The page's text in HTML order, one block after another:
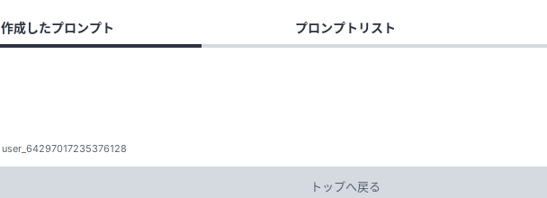
user_64297017235376128
作成したプロンプト プロンプトリスト
トップへ戻る